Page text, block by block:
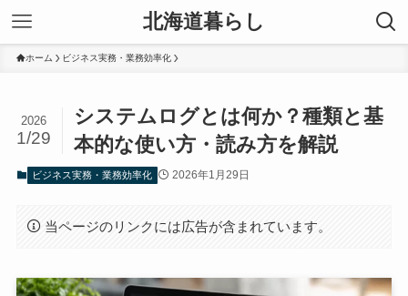
北海道暮らし
ホーム ビジネス実務・業務効率化
システムログとは何か？種類と基
本的な使い方・読み方を解説
2026
1/29
ビジネス実務・業務効率化 2026年1月29日
当ページのリンクには広告が含まれています。